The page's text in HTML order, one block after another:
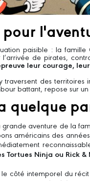
paisible : la
de pirates,
leur courage,
traversent des
battant, repose sur
quelque
grande aventure de la
américains des
Tortues Ninja ou Rick
côté intemporel du